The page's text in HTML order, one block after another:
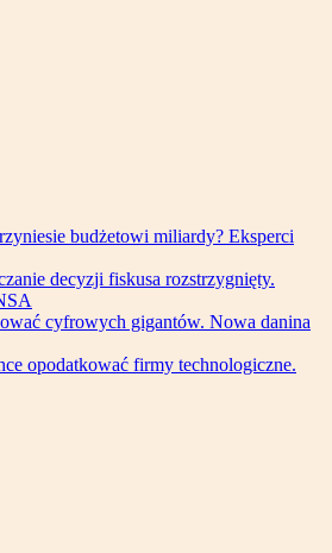
budżetowi miliardy? Eksperci
decyzji fiskusa rozstrzygnięty.
cyfrowych gigantów. Nowa danina
opodatkować firmy technologiczne.